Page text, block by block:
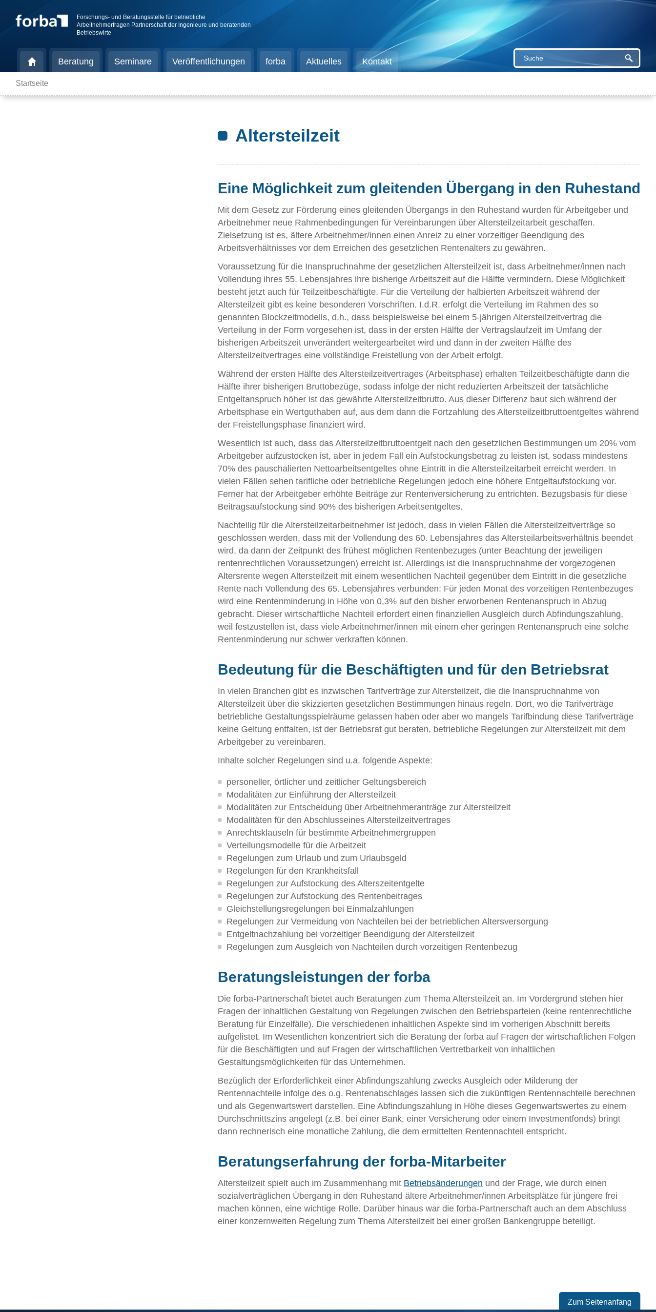
Forschungs- und Beratungsstelle für betriebliche
Arbeitnehmerfragen Partnerschaft der Ingenieure und beratenden
Betriebswirte
Beratung Seminare Veröffentlichungen forba Aktuelles Kontakt
Startseite
Altersteilzeit
Eine Möglichkeit zum gleitenden Übergang in den Ruhestand
Mit dem Gesetz zur Förderung eines gleitenden Übergangs in den Ruhestand wurden für Arbeitgeber und
Arbeitnehmer neue Rahmenbedingungen für Vereinbarungen über Altersteilzeitarbeit geschaffen.
Zielsetzung ist es, ältere Arbeitnehmer/innen einen Anreiz zu einer vorzeitiger Beendigung des
Arbeitsverhältnisses vor dem Erreichen des gesetzlichen Rentenalters zu gewähren.
Voraussetzung für die Inanspruchnahme der gesetzlichen Altersteilzeit ist, dass Arbeitnehmer/innen nach
Vollendung ihres 55. Lebensjahres ihre bisherige Arbeitszeit auf die Hälfte vermindern. Diese Möglichkeit
besteht jetzt auch für Teilzeitbeschäftigte. Für die Verteilung der halbierten Arbeitszeit während der
Altersteilzeit gibt es keine besonderen Vorschriften. I.d.R. erfolgt die Verteilung im Rahmen des so
genannten Blockzeitmodells, d.h., dass beispielsweise bei einem 5-jährigen Altersteilzeitvertrag die
Verteilung in der Form vorgesehen ist, dass in der ersten Hälfte der Vertragslaufzeit im Umfang der
bisherigen Arbeitszeit unverändert weitergearbeitet wird und dann in der zweiten Hälfte des
Altersteilzeitvertrages eine vollständige Freistellung von der Arbeit erfolgt.
Während der ersten Hälfte des Altersteilzeitvertrages (Arbeitsphase) erhalten Teilzeitbeschäftigte dann die
Hälfte ihrer bisherigen Bruttobezüge, sodass infolge der nicht reduzierten Arbeitszeit der tatsächliche
Entgeltanspruch höher ist das gewährte Altersteilzeitbrutto. Aus dieser Differenz baut sich während der
Arbeitsphase ein Wertguthaben auf, aus dem dann die Fortzahlung des Altersteilzeitbruttoentgeltes während
der Freistellungsphase finanziert wird.
Wesentlich ist auch, dass das Altersteilzeitbruttoentgelt nach den gesetzlichen Bestimmungen um 20% vom
Arbeitgeber aufzustocken ist, aber in jedem Fall ein Aufstockungsbetrag zu leisten ist, sodass mindestens
70% des pauschalierten Nettoarbeitsentgeltes ohne Eintritt in die Altersteilzeitarbeit erreicht werden. In
vielen Fällen sehen tarifliche oder betriebliche Regelungen jedoch eine höhere Entgeltaufstockung vor.
Ferner hat der Arbeitgeber erhöhte Beiträge zur Rentenversicherung zu entrichten. Bezugsbasis für diese
Beitragsaufstockung sind 90% des bisherigen Arbeitsentgeltes.
Nachteilig für die Altersteilzeitarbeitnehmer ist jedoch, dass in vielen Fällen die Altersteilzeitverträge so
geschlossen werden, dass mit der Vollendung des 60. Lebensjahres das Altersteilarbeitsverhältnis beendet
wird, da dann der Zeitpunkt des frühest möglichen Rentenbezuges (unter Beachtung der jeweiligen
rentenrechtlichen Voraussetzungen) erreicht ist. Allerdings ist die Inanspruchnahme der vorgezogenen
Altersrente wegen Altersteilzeit mit einem wesentlichen Nachteil gegenüber dem Eintritt in die gesetzliche
Rente nach Vollendung des 65. Lebensjahres verbunden: Für jeden Monat des vorzeitigen Rentenbezuges
wird eine Rentenminderung in Höhe von 0,3% auf den bisher erworbenen Rentenanspruch in Abzug
gebracht. Dieser wirtschaftliche Nachteil erfordert einen finanziellen Ausgleich durch Abfindungszahlung,
weil festzustellen ist, dass viele Arbeitnehmer/innen mit einem eher geringen Rentenanspruch eine solche
Rentenminderung nur schwer verkraften können.
Bedeutung für die Beschäftigten und für den Betriebsrat
In vielen Branchen gibt es inzwischen Tarifverträge zur Altersteilzeit, die die Inanspruchnahme von
Altersteilzeit über die skizzierten gesetzlichen Bestimmungen hinaus regeln. Dort, wo die Tarifverträge
betriebliche Gestaltungsspielräume gelassen haben oder aber wo mangels Tarifbindung diese Tarifverträge
keine Geltung entfalten, ist der Betriebsrat gut beraten, betriebliche Regelungen zur Altersteilzeit mit dem
Arbeitgeber zu vereinbaren.
Inhalte solcher Regelungen sind u.a. folgende Aspekte:
personeller, örtlicher und zeitlicher Geltungsbereich
Modalitäten zur Einführung der Altersteilzeit
Modalitäten zur Entscheidung über Arbeitnehmeranträge zur Altersteilzeit
Modalitäten für den Abschlusseines Altersteilzeitvertrages
Anrechtsklauseln für bestimmte Arbeitnehmergruppen
Verteilungsmodelle für die Arbeitzeit
Regelungen zum Urlaub und zum Urlaubsgeld
Regelungen für den Krankheitsfall
Regelungen zur Aufstockung des Alterszeitentgelte
Regelungen zur Aufstockung des Rentenbeitrages
Gleichstellungsregelungen bei Einmalzahlungen
Regelungen zur Vermeidung von Nachteilen bei der betrieblichen Altersversorgung
Entgeltnachzahlung bei vorzeitiger Beendigung der Altersteilzeit
Regelungen zum Ausgleich von Nachteilen durch vorzeitigen Rentenbezug
Beratungsleistungen der forba
Die forba-Partnerschaft bietet auch Beratungen zum Thema Altersteilzeit an. Im Vordergrund stehen hier
Fragen der inhaltlichen Gestaltung von Regelungen zwischen den Betriebsparteien (keine rentenrechtliche
Beratung für Einzelfälle). Die verschiedenen inhaltlichen Aspekte sind im vorherigen Abschnitt bereits
aufgelistet. Im Wesentlichen konzentriert sich die Beratung der forba auf Fragen der wirtschaftlichen Folgen
für die Beschäftigten und auf Fragen der wirtschaftlichen Vertretbarkeit von inhaltlichen
Gestaltungsmöglichkeiten für das Unternehmen.
Bezüglich der Erforderlichkeit einer Abfindungszahlung zwecks Ausgleich oder Milderung der
Rentennachteile infolge des o.g. Rentenabschlages lassen sich die zukünftigen Rentennachteile berechnen
und als Gegenwartswert darstellen. Eine Abfindungszahlung in Höhe dieses Gegenwartswertes zu einem
Durchschnittszins angelegt (z.B. bei einer Bank, einer Versicherung oder einem Investmentfonds) bringt
dann rechnerisch eine monatliche Zahlung, die dem ermittelten Rentennachteil entspricht.
Beratungserfahrung der forba-Mitarbeiter
Altersteilzeit spielt auch im Zusammenhang mit Betriebsänderungen und der Frage, wie durch einen
sozialverträglichen Übergang in den Ruhestand ältere Arbeitnehmer/innen Arbeitsplätze für jüngere frei
machen können, eine wichtige Rolle. Darüber hinaus war die forba-Partnerschaft auch an dem Abschluss
einer konzernweiten Regelung zum Thema Altersteilzeit bei einer großen Bankengruppe beteiligt.
Zum Seitenanfang